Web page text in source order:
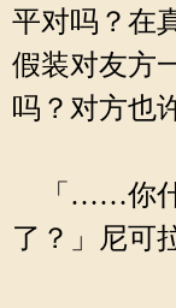
平对吗？在
假装对友方
吗？对方也
「……你什
了？」尼可